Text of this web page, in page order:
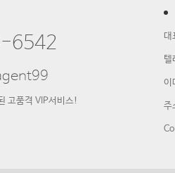
6542
고품격 VIP서비스!
대
이
주